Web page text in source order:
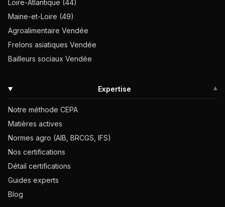
Loire-Atlantique (44)
Maine-et-Loire (49)
Agroalimentaire Vendée
Frelons asiatiques Vendée
Bailleurs sociaux Vendée
Expertise ▾
Notre méthode CEPA
Matières actives
Normes agro (AIB, BRCGS, IFS)
Nos certifications
Détail certifications
Guides experts
Blog